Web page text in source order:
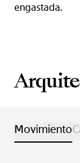
engastada.
Movimiento